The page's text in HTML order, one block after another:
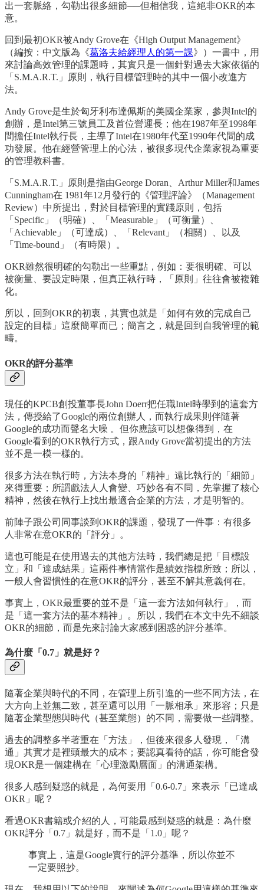
出一套脈絡，勾勒出很多細節──但相信我，這絕非OKR的本
意。
回到最初OKR被Andy Grove在《High Output Management》
（編按：中文版為《葛洛夫給經理人的第一課》）一書中，用
來討論高效管理的課題時，其實只是一個針對過去大家依循的
「S.M.A.R.T.」原則，執行目標管理時的其中一個小改進方
法。
Andy Grove是生於匈牙利布達佩斯的美國企業家，參與Intel的
創辦，是Intel第三號員工及首位營運長；他在1987年至1998年
間擔任Intel執行長，主導了Intel在1980年代至1990年代間的成
功發展。他在經營管理上的心法，被很多現代企業家視為重要
的管理教科書。
「S.M.A.R.T.」原則是指由George Doran、Arthur Miller和James
Cunningham在 1981年12月發行的《管理評論》（Management
Review）中所提出，對於目標管理的實踐原則，包括
「Specific」（明確）、「Measurable」（可衡量）、
「Achievable」（可達成）、「Relevant」（相關）、以及
「Time-bound」（有時限）。
OKR雖然很明確的勾勒出一些重點，例如：要很明確、可以
被衡量、要設定時限，但真正執行時，「原則」往往會被複雜
化。
所以，回到OKR的初衷，其實也就是「如何有效的完成自己
設定的目標」這麼簡單而已；簡言之，就是回到自我管理的範
疇。
OKR的評分基準
現任的KPCB創投董事長John Doerr把任職Intel時學到的這套方
法，傳授給了Google的兩位創辦人，而執行成果則伴隨著
Google的成功而聲名大噪 。但你應該可以想像得到，在
Google看到的OKR執行方式，跟Andy Grove當初提出的方法
並不是一模一樣的。
很多方法在執行時，方法本身的「精神」遠比執行的「細節」
來得重要；所謂戲法人人會變、巧妙各有不同，先掌握了核心
精神，然後在執行上找出最適合企業的方法，才是明智的。
前陣子跟公司同事談到OKR的課題，發現了一件事：有很多
人非常在意OKR的「評分」。
這也可能是在使用過去的其他方法時，我們總是把「目標設
立」和「達成結果」這兩件事情當作是績效指標所致；所以，
一般人會習慣性的在意OKR的評分，甚至不解其意義何在。
事實上，OKR最重要的並不是「這一套方法如何執行」，而
是「這一套方法的基本精神」。所以，我們在本文中先不細談
OKR的細節，而是先來討論大家感到困惑的評分基準。
為什麼「0.7」就是好？
隨著企業與時代的不同，在管理上所引進的一些不同方法，在
大方向上並無二致，甚至還可以用「一脈相承」來形容；只是
隨著企業型態與時代（甚至業態）的不同，需要做一些調整。
過去的調整多半著重在「方法」，但後來很多人發現，「溝
通」其實才是裡頭最大的成本；要認真看待的話，你可能會發
現OKR是一個建構在「心理激勵層面」的溝通架構。
很多人感到疑惑的就是，為何要用「0.6-0.7」來表示「已達成
OKR」呢？
看過OKR書籍或介紹的人，可能最感到疑惑的就是：為什麼
OKR評分「0.7」就是好，而不是「1.0」呢？
事實上，這是Google實行的評分基準，所以你並不
一定要照抄。